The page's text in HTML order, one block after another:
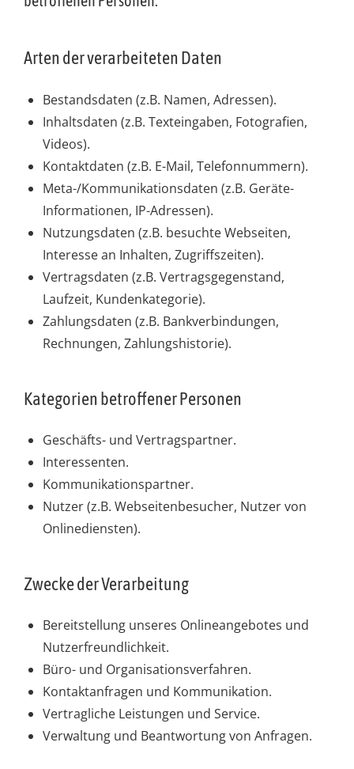
Arten der verarbeiteten Daten
Bestandsdaten (z.B. Namen, Adressen).
Inhaltsdaten (z.B. Texteingaben, Fotografien,
Videos).
Kontaktdaten (z.B. E-Mail, Telefonnummern).
Meta-/Kommunikationsdaten (z.B. Geräte-
Informationen, IP-Adressen).
Nutzungsdaten (z.B. besuchte Webseiten,
Interesse an Inhalten, Zugriffszeiten).
Vertragsdaten (z.B. Vertragsgegenstand,
Laufzeit, Kundenkategorie).
Zahlungsdaten (z.B. Bankverbindungen,
Rechnungen, Zahlungshistorie).
Kategorien betroffener Personen
Geschäfts- und Vertragspartner.
Interessenten.
Kommunikationspartner.
Nutzer (z.B. Webseitenbesucher, Nutzer von
Onlinediensten).
Zwecke der Verarbeitung
Bereitstellung unseres Onlineangebotes und
Nutzerfreundlichkeit.
Büro- und Organisationsverfahren.
Kontaktanfragen und Kommunikation.
Vertragliche Leistungen und Service.
Verwaltung und Beantwortung von Anfragen.